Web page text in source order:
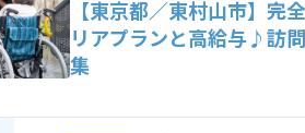
【東京都／東村山市】完
リアプランと高給与♪訪
集